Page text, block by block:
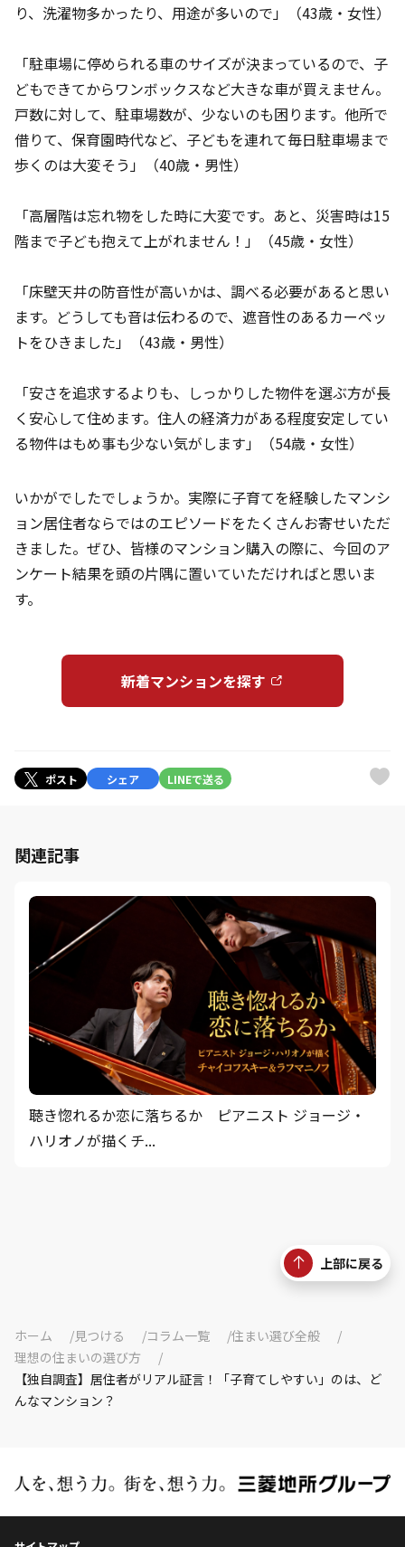
り、洗濯物多かったり、用途が多いので」（43歳・女性）
「駐車場に停められる車のサイズが決まっているので、子
どもできてからワンボックスなど大きな車が買えません。
戸数に対して、駐車場数が、少ないのも困ります。他所で
借りて、保育園時代など、子どもを連れて毎日駐車場まで
歩くのは大変そう」（40歳・男性）
「高層階は忘れ物をした時に大変です。あと、災害時は15
階まで子ども抱えて上がれません！」（45歳・女性）
「床壁天井の防音性が高いかは、調べる必要があると思い
ます。どうしても音は伝わるので、遮音性のあるカーペッ
トをひきました」（43歳・男性）
「安さを追求するよりも、しっかりした物件を選ぶ方が長
く安心して住めます。住人の経済力がある程度安定してい
る物件はもめ事も少ない気がします」（54歳・女性）
いかがでしたでしょうか。実際に子育てを経験したマンシ
ョン居住者ならではのエピソードをたくさんお寄せいただ
きました。ぜひ、皆様のマンション購入の際に、今回のア
ンケート結果を頭の片隅に置いていただければと思いま
す。
新着マンションを探す
ポスト シェア LINEで送る
関連記事
聴き惚れるか恋に落ちるか ピアニスト ジョージ・
ハリオノが描くチ...
上部に戻る
ホーム 見つける コラム一覧
住まい選び全般
理想の住まいの選び方
【独自調査】居住者がリアル証言！「子育てしやすい」のは、ど
んなマンション？